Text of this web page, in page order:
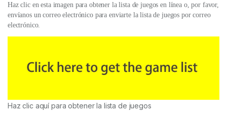
Haz clic en esta imagen para obtener la lista de juegos en línea o, por favor,
envíanos un correo electrónico para enviarte la lista de juegos por correo
electrónico.
Haz clic aquí para obtener la lista de juegos